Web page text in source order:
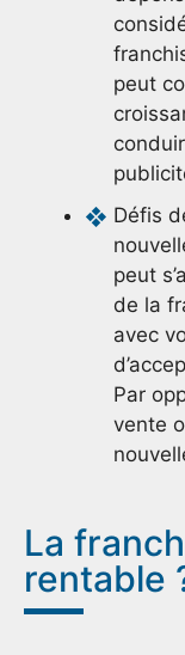
peut
Défis
peut
de la
avec
Par
vente
La
rentable